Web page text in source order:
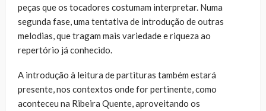
peças que os tocadores costumam interpretar. Numa
segunda fase, uma tentativa de introdução de outras
melodias, que tragam mais variedade e riqueza ao
repertório já conhecido.
A introdução à leitura de partituras também estará
presente, nos contextos onde for pertinente, como
aconteceu na Ribeira Quente, aproveitando os